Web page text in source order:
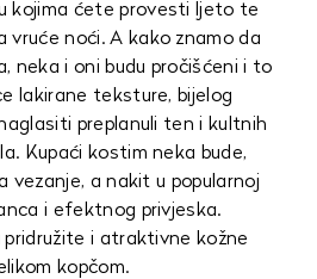
kojima ćete provesti ljeto te
vruće noći. A kako znamo da
neka i oni budu pročišćeni i to
lakirane teksture, bijelog
preplanuli ten i kultnih
Kupaći kostim neka bude,
vezanje, a nakit u popularnoj
i efektnog privjeska.
pridružite i atraktivne kožne
kopčom.